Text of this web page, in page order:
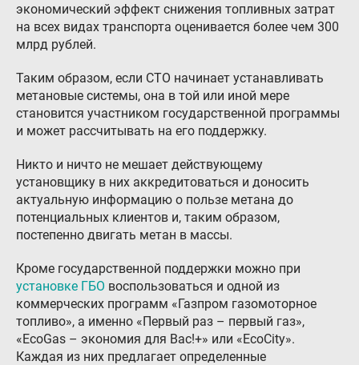
экономический эффект снижения топливных затрат
на всех видах транспорта оценивается более чем 300
млрд рублей.
Таким образом, если СТО начинает устанавливать
метановые системы, она в той или иной мере
становится участником государственной программы
и может рассчитывать на его поддержку.
Никто и ничто не мешает действующему
установщику в них аккредитоваться и доносить
актуальную информацию о пользе метана до
потенциальных клиентов и, таким образом,
постепенно двигать метан в массы.
Кроме государственной поддержки можно при
установке ГБО воспользоваться и одной из
коммерческих программ «Газпром газомоторное
топливо», а именно «Первый раз – первый газ»,
«EcoGas – экономия для Вас!+» или «EcoCity».
Каждая из них предлагает определенные